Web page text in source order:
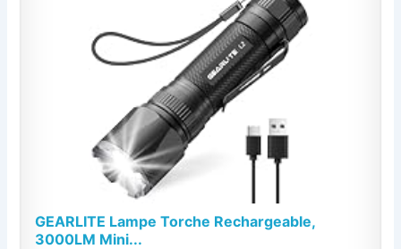
GEARLITE Lampe Torche Rechargeable,
3000LM Mini...